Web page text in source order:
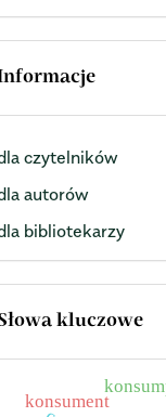
czytelników
autorów
bibliotekarzy
kluczowe
konsument